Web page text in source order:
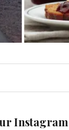
Instagram